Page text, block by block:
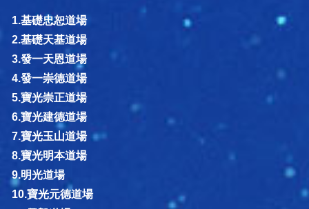
1.基礎忠恕道場
2.基礎天基道場
3.發一天恩道場
4.發一崇德道場
5.寶光崇正道場
6.寶光建德道場
7.寶光玉山道場
8.寶光明本道場
9.明光道場
10.寶光元德道場